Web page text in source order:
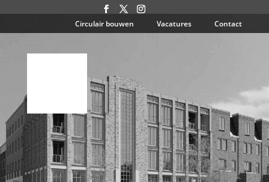
Circulair bouwen Vacatures Contact